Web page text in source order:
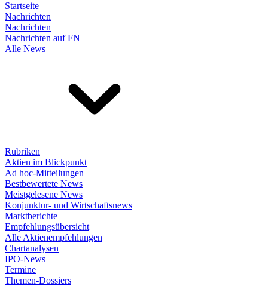
Startseite
Nachrichten
Nachrichten
Nachrichten auf FN
Alle News
Rubriken
Aktien im Blickpunkt
Ad hoc-Mitteilungen
Bestbewertete News
Meistgelesene News
Konjunktur- und Wirtschaftsnews
Marktberichte
Empfehlungsübersicht
Alle Aktienempfehlungen
Chartanalysen
IPO-News
Termine
Themen-Dossiers